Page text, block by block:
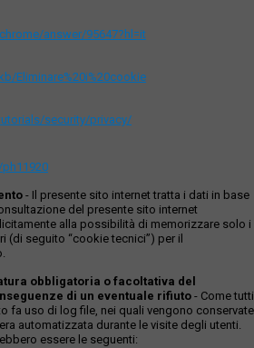
answer/95647?hl=it
Eliminare%20i%20cookie
security/privacy/
- Il presente sito internet tratta i dati in base
del presente sito internet
alla possibilità di memorizzare solo i
(di seguito “cookie tecnici”) per il
obbligatoria o facoltativa del
di un eventuale rifiuto - Come tutti
fa uso di log file, nei quali vengono conservate
automatizzata durante le visite degli utenti.
essere le seguenti: